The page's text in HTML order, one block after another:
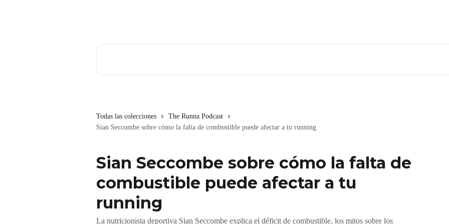
Todas las colecciones
The Runna Podcast
Sian Seccombe sobre cómo la falta de combustible puede afectar a tu running
Sian Seccombe sobre cómo la falta de
combustible puede afectar a tu
running
La nutricionista deportiva Sian Seccombe explica el déficit de combustible, los mitos sobre los